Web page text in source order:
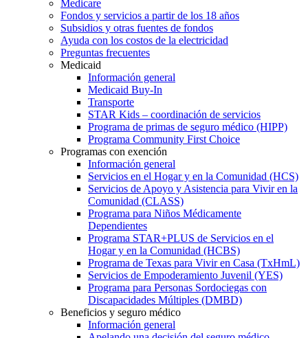
Medicare
Fondos y servicios a partir de los 18 años
Subsidios y otras fuentes de fondos
Ayuda con los costos de la electricidad
Preguntas frecuentes
Medicaid
Información general
Medicaid Buy-In
Transporte
STAR Kids – coordinación de servicios
Programa de primas de seguro médico (HIPP)
Programa Community First Choice
Programas con exención
Información general
Servicios en el Hogar y en la Comunidad (HCS)
Servicios de Apoyo y Asistencia para Vivir en la
Comunidad (CLASS)
Programa para Niños Médicamente
Dependientes
Programa STAR+PLUS de Servicios en el
Hogar y en la Comunidad (HCBS)
Programa de Texas para Vivir en Casa (TxHmL)
Servicios de Empoderamiento Juvenil (YES)
Programa para Personas Sordociegas con
Discapacidades Múltiples (DMBD)
Beneficios y seguro médico
Información general